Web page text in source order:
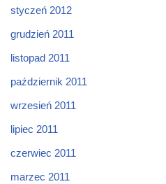
styczeń 2012
grudzień 2011
listopad 2011
październik 2011
wrzesień 2011
lipiec 2011
czerwiec 2011
marzec 2011